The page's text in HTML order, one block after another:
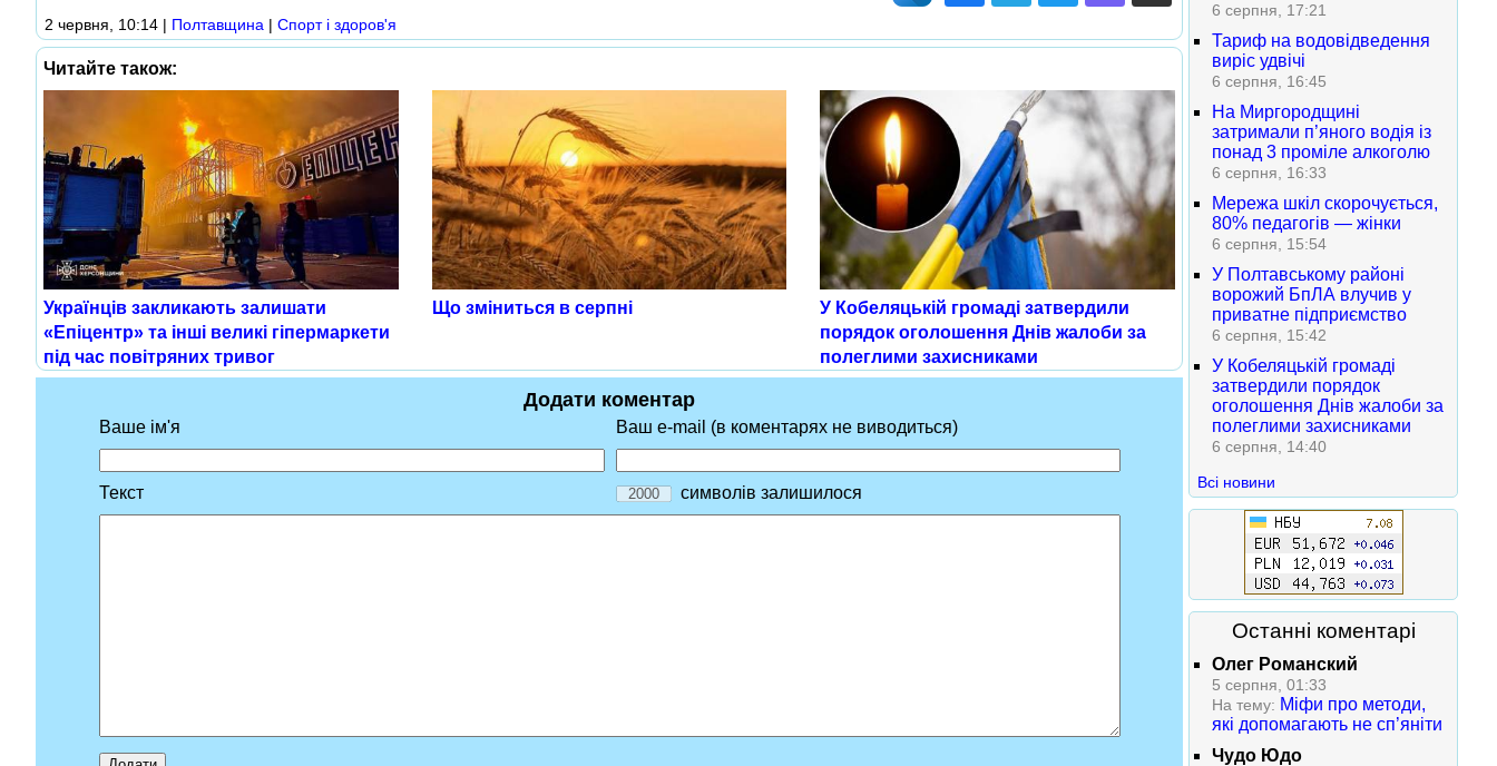
2 червня, 10:14 | Полтавщина | Спорт і здоров'я
Читайте також:
Українців закликають залишати
«Епіцентр» та інші великі гіпермаркети
під час повітряних тривог
Що зміниться в серпні
У Кобеляцькій громаді затвердили
порядок оголошення Днів жалоби за
полеглими захисниками
Додати коментар
Ваше ім'я Ваш e-mail (в коментарях не виводиться)
Текст символів залишилося
6 серпня, 17:21
Тариф на водовідведення
виріс удвічі
6 серпня, 16:45
На Миргородщині
затримали п’яного водія із
понад 3 проміле алкоголю
6 серпня, 16:33
Мережа шкіл скорочується,
80% педагогів — жінки
6 серпня, 15:54
У Полтавському районі
ворожий БпЛА влучив у
приватне підприємство
6 серпня, 15:42
У Кобеляцькій громаді
затвердили порядок
оголошення Днів жалоби за
полеглими захисниками
6 серпня, 14:40
Всі новини
Останні коментарі
Олег Романский
5 серпня, 01:33
На тему: Міфи про методи,
які допомагають не сп’яніти
Чудо Юдо